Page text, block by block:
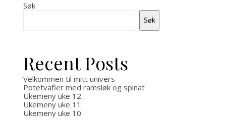
Søk
Søk
Recent Posts
Velkommen til mitt univers
Potetvafler med ramsløk og spinat
Ukemeny uke 12
Ukemeny uke 11
Ukemeny uke 10